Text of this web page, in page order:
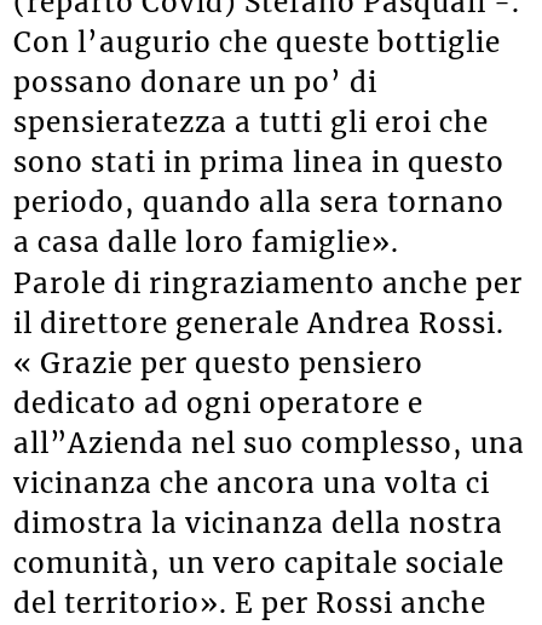
Con l’augurio che queste bottiglie
possano donare un po’ di
spensieratezza a tutti gli eroi che
sono stati in prima linea in questo
periodo, quando alla sera tornano
a casa dalle loro famiglie».
Parole di ringraziamento anche per
il direttore generale Andrea Rossi.
« Grazie per questo pensiero
dedicato ad ogni operatore e
all”Azienda nel suo complesso, una
vicinanza che ancora una volta ci
dimostra la vicinanza della nostra
comunità, un vero capitale sociale
del territorio». E per Rossi anche